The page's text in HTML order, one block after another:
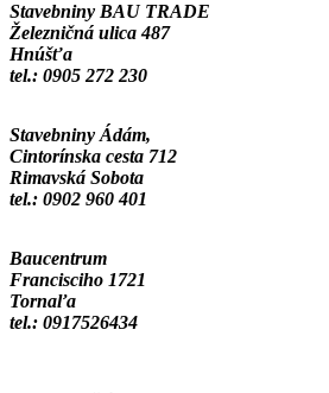
Stavebniny BAU TRADE
Železničná ulica 487
Hnúšťa
tel.: 0905 272 230
Stavebniny Ádám,
Cintorínska cesta 712
Rimavská Sobota
tel.: 0902 960 401
Baucentrum
Francisciho 1721
Tornaľa
tel.: 0917526434